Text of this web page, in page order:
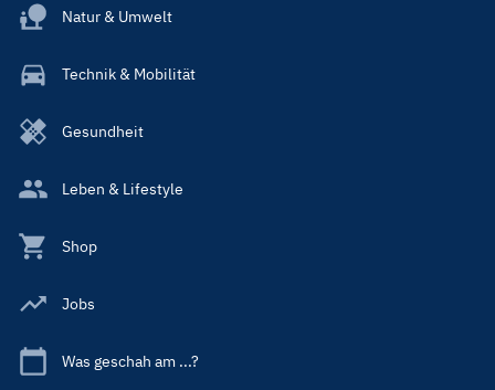
Natur & Umwelt
Technik & Mobilität
Gesundheit
Leben & Lifestyle
Shop
Jobs
Was geschah am ...?